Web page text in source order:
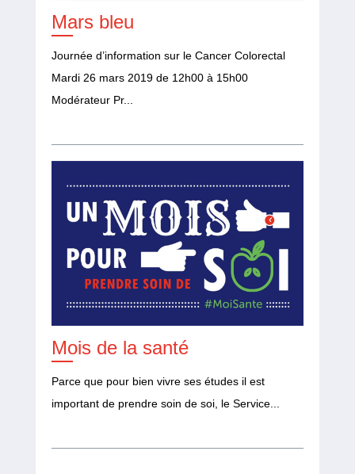
Mars bleu
Journée d’information sur le Cancer Colorectal
Mardi 26 mars 2019 de 12h00 à 15h00
Modérateur Pr...
Mois de la santé
Parce que pour bien vivre ses études il est
important de prendre soin de soi, le Service...